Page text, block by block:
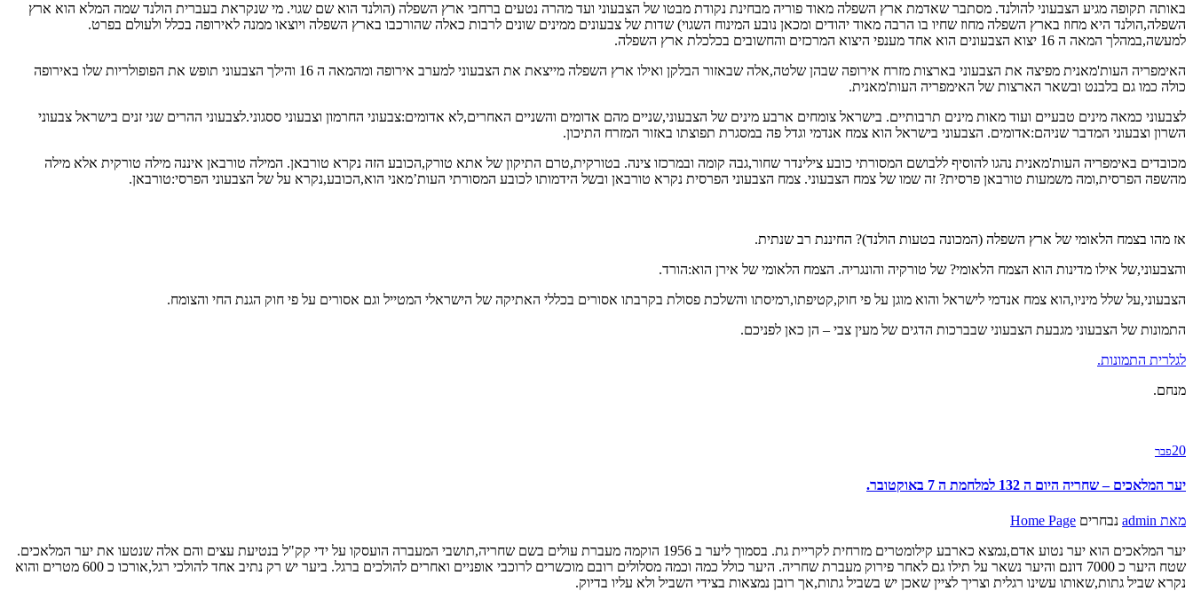
באותה תקופה מגיע הצבעוני להולנד. מסתבר שאדמת ארץ השפלה מאוד פוריה מבחינת נקודת מבטו של הצבעוני ועד מהרה נטעים ברחבי ארץ השפלה (הולנד הוא שם שגוי. מי שנקראת בעברית הולנד שמה המלא הוא ארץ
השפלה,הולנד היא מחוז בארץ השפלה מחוז שחיו בו הרבה מאוד יהודים ומכאן נובע המינוח השגוי) שדות של צבעונים ממינים שונים לרבות כאלה שהורכבו בארץ השפלה ויוצאו ממנה לאירופה בכלל ולעולם בפרט.
למעשה,במהלך המאה ה 16 יצוא הצבעונים הוא אחד מענפי היצוא המרכזים והחשובים בכלכלת ארץ השפלה.
האימפריה העות'מאנית מפיצה את הצבעוני בארצות מזרח אירופה שבהן שלטה,אלה שבאזור הבלקן ואילו ארץ השפלה מייצאת את הצבעוני למערב אירופה ומהמאה ה 16 והילך הצבעוני תופש את הפופולריות שלו באירופה
כולה כמו גם בלבנט ובשאר הארצות של האימפריה העות'מאנית.
לצבעוני כמאה מינים טבעיים ועוד מאות מינים תרבותיים. בישראל צומחים ארבע מינים של הצבעוני,שניים מהם אדומים והשניים האחרים,לא אדומים:צבעוני החרמון וצבעוני ססגוני.לצבעוני ההרים שני זנים בישראל צבעוני
השרון וצבעוני המדבר שניהם:אדומים. הצבעוני בישראל הוא צמח אנדמי וגדל פה במסגרת תפוצתו באזור המזרח התיכון.
מכובדים באימפריה העות'מאנית נהגו להוסיף ללבושם המסורתי כובע צילינדר שחור,גבה קומה ובמרכזו צינה. בטורקית,טרם התיקון של אתא טורק,הכובע הזה נקרא טורבאן. המילה טורבאן איננה מילה טורקית אלא מילה
מהשפה הפרסית,ומה משמעות טורבאן פרסית? זה שמו של צמח הצבעוני. צמח הצבעוני הפרסית נקרא טורבאן ובשל הידמותו לכובע המסורתי העות’מאני הוא,הכובע,נקרא על של הצבעוני הפרסי:טורבאן.
אז מהו בצמח הלאומי של ארץ השפלה (המכונה בטעות הולנד)? החיננת רב שנתית.
והצבעוני,של אילו מדינות הוא הצמח הלאומי? של טורקיה והונגריה. הצמח הלאומי של אירן הוא:הורד.
הצבעוני,על שלל מיניו,הוא צמח אנדמי לישראל והוא מוגן על פי חוק,קטיפתו,רמיסתו והשלכת פסולת בקרבתו אסורים בכללי האתיקה של הישראלי המטייל וגם אסורים על פי חוק הגנת החי והצומח.
התמונות של הצבעוני מגבעת הצבעוני שבברכות הדגים של מעין צבי – הן כאן לפניכם.
לגלרית התמונות.
מנחם.
20פבר
יער המלאכים – שחריה היום ה 132 למלחמת ה 7 באוקטובר.
מאת admin נבחרים Home Page
יער המלאכים הוא יער נטוע אדם,נמצא כארבע קילומטרים מזרחית לקריית גת. בסמוך ליער ב 1956 הוקמה מעברת עולים בשם שחריה,תושבי המעברה הועסקו על ידי קק"ל בנטיעת עצים והם אלה שנטעו את יער המלאכים.
שטח היער כ 7000 דונם והיער נשאר על תילו גם לאחר פירוק מעברת שחריה. היער כולל כמה וכמה מסלולים רובם מוכשרים לרוכבי אופניים ואחרים להולכים ברגל. ביער יש רק נתיב אחד להולכי רגל,אורכו כ 600 מטרים והוא
נקרא שביל גתות,שאותו עשינו רגלית וצריך לציין שאכן יש בשביל גתות,אך רובן נמצאות בצידי השביל ולא עליו בדיוק.